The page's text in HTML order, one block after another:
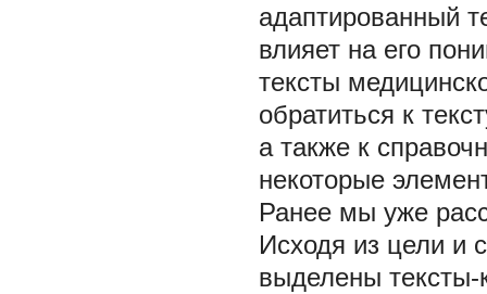
адаптированный
влияет на его
тексты
обратиться к
а также к
некоторые
Ранее мы уже
Исходя из цели и
выделены тексты-